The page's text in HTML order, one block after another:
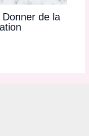
Donner de la